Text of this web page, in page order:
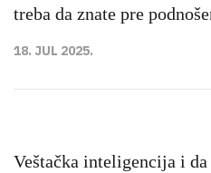
treba da znate pre
18. JUL 2025.
Veštačka inteligencija i